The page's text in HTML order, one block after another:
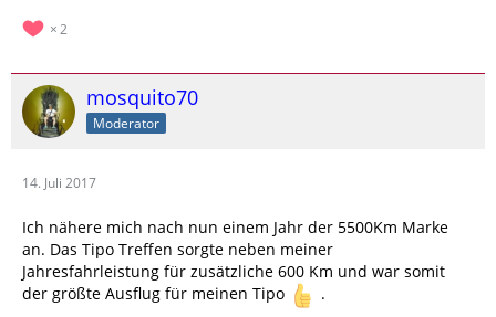
2
mosquito70
Moderator
14. Juli 2017
Ich nähere mich nach nun einem Jahr der 5500Km Marke
an. Das Tipo Treffen sorgte neben meiner
Jahresfahrleistung für zusätzliche 600 Km und war somit
der größte Ausflug für meinen Tipo
.